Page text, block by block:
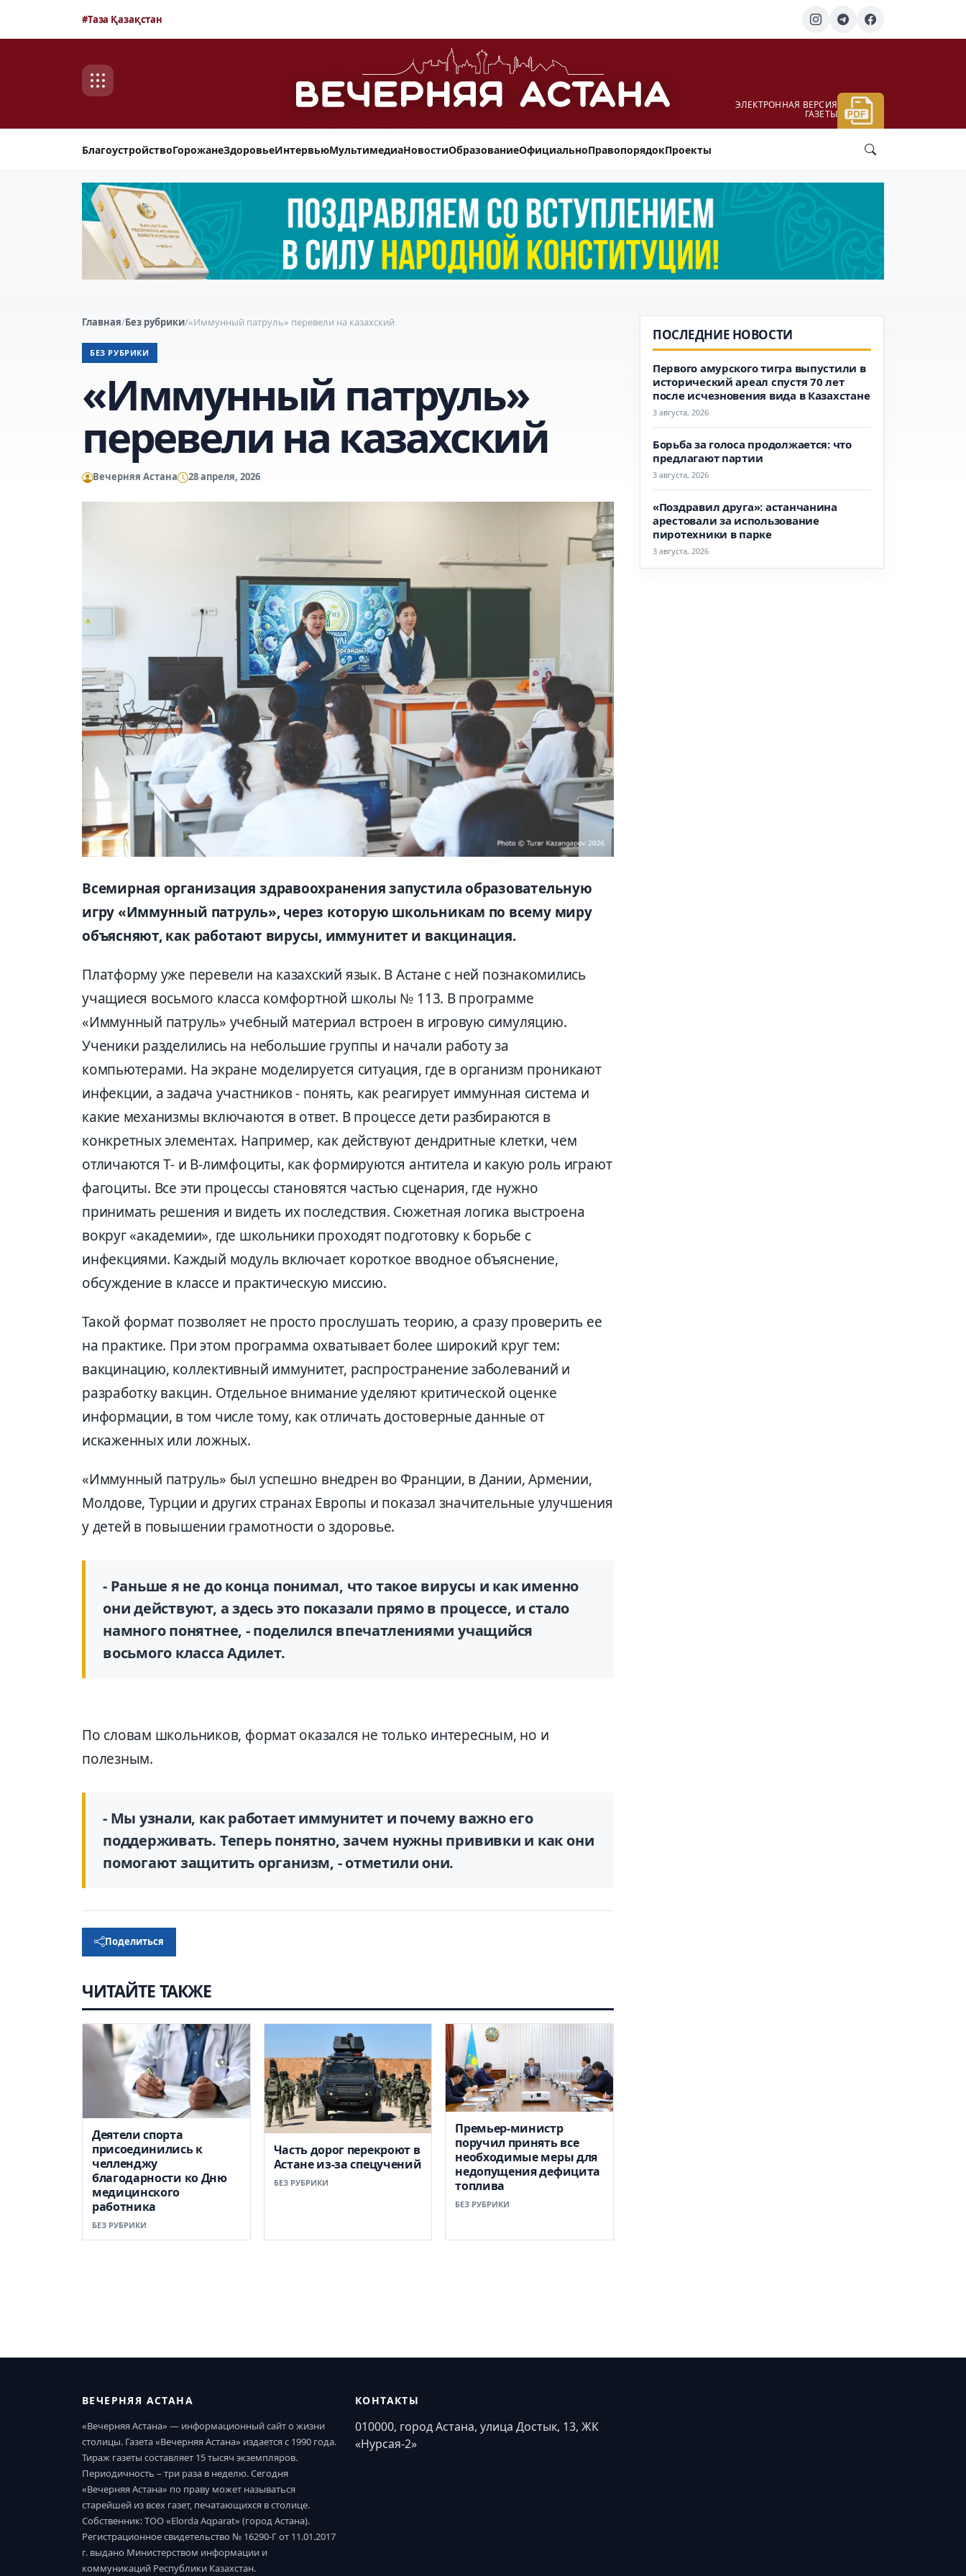
#Таза Қазақстан
ЭЛЕКТРОННАЯ ВЕРСИЯ
ГАЗЕТЫ
БлагоустройствоГорожанеЗдоровьеИнтервьюМультимедиаНовостиОбразованиеОфициальноПравопорядокПроекты
Главная/Без рубрики/«Иммунный патруль» перевели на казахский
БЕЗ РУБРИКИ
«Иммунный патруль»
перевели на казахский
Вечерняя Астана 28 апреля, 2026
Всемирная организация здравоохранения запустила образовательную
игру «Иммунный патруль», через которую школьникам по всему миру
объясняют, как работают вирусы, иммунитет и вакцинация.
Платформу уже перевели на казахский язык. В Астане с ней познакомились
учащиеся восьмого класса комфортной школы № 113. В программе
«Иммунный патруль» учебный материал встроен в игровую симуляцию.
Ученики разделились на небольшие группы и начали работу за
компьютерами. На экране моделируется ситуация, где в организм проникают
инфекции, а задача участников - понять, как реагирует иммунная система и
какие механизмы включаются в ответ. В процессе дети разбираются в
конкретных элементах. Например, как действуют дендритные клетки, чем
отличаются Т- и В-лимфоциты, как формируются антитела и какую роль играют
фагоциты. Все эти процессы становятся частью сценария, где нужно
принимать решения и видеть их последствия. Сюжетная логика выстроена
вокруг «академии», где школьники проходят подготовку к борьбе с
инфекциями. Каждый модуль включает короткое вводное объяснение,
обсуждение в классе и практическую миссию.
Такой формат позволяет не просто прослушать теорию, а сразу проверить ее
на практике. При этом программа охватывает более широкий круг тем:
вакцинацию, коллективный иммунитет, распространение заболеваний и
разработку вакцин. Отдельное внимание уделяют критической оценке
информации, в том числе тому, как отличать достоверные данные от
искаженных или ложных.
«Иммунный патруль» был успешно внедрен во Франции, в Дании, Армении,
Молдове, Турции и других странах Европы и показал значительные улучшения
у детей в повышении грамотности о здоровье.
- Раньше я не до конца понимал, что такое вирусы и как именно
они действуют, а здесь это показали прямо в процессе, и стало
намного понятнее, - поделился впечатлениями учащийся
восьмого класса Адилет.
По словам школьников, формат оказался не только интересным, но и
полезным.
- Мы узнали, как работает иммунитет и почему важно его
поддерживать. Теперь понятно, зачем нужны прививки и как они
помогают защитить организм, - отметили они.
Поделиться
ЧИТАЙТЕ ТАКЖЕ
Деятели спорта
присоединились к
челленджу
благодарности ко Дню
медицинского
работника
БЕЗ РУБРИКИ
Часть дорог перекроют в
Астане из-за спецучений
БЕЗ РУБРИКИ
Премьер-министр
поручил принять все
необходимые меры для
недопущения дефицита
топлива
БЕЗ РУБРИКИ
ПОСЛЕДНИЕ НОВОСТИ
Первого амурского тигра выпустили в
исторический ареал спустя 70 лет
после исчезновения вида в Казахстане
3 августа, 2026
Борьба за голоса продолжается: что
предлагают партии
3 августа, 2026
«Поздравил друга»: астанчанина
арестовали за использование
пиротехники в парке
3 августа, 2026
ВЕЧЕРНЯЯ АСТАНА
«Вечерняя Астана» — информационный сайт о жизни
столицы. Газета «Вечерняя Астана» издается с 1990 года.
Тираж газеты составляет 15 тысяч экземпляров.
Периодичность – три раза в неделю. Сегодня
«Вечерняя Астана» по праву может называться
старейшей из всех газет, печатающихся в столице.
Собственник: ТОО «Elorda Aqparat» (город Астана).
Регистрационное свидетельство № 16290-Г от 11.01.2017
г. выдано Министерством информации и
коммуникаций Республики Казахстан.
КОНТАКТЫ
010000, город Астана, улица Достык, 13, ЖК
«Нурсая-2»